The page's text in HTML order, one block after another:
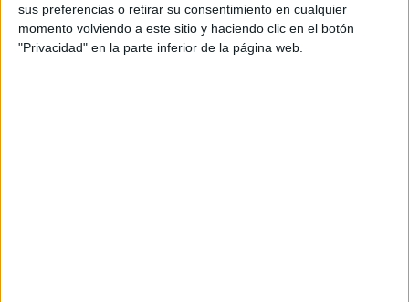
sus preferencias o retirar su consentimiento en cualquier
momento volviendo a este sitio y haciendo clic en el botón
"Privacidad" en la parte inferior de la página web.
Anunciante: Gremi de Publicitat de Catalunya